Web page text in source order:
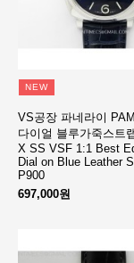
NEW
VS공장 파네라이
다이얼 블루가죽스트
X SS VSF 1:1 Best
Dial on Blue Leather
P900
697,000원